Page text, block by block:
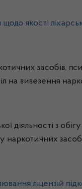
якості
засобів,
на вивезення
діяльності з
наркотичних
ліцензій